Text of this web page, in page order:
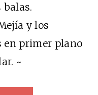
balas.
y los
en primer plano
~